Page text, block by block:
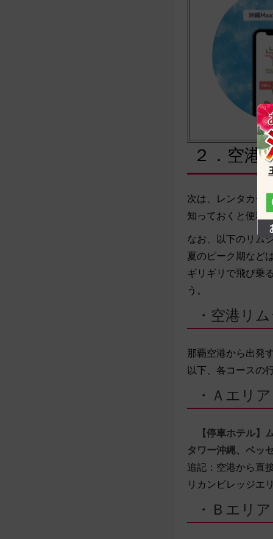
２．空
次は、レンタカー
知っておくと便利
なお、以下のリム
夏のピーク期など
ギリギリで飛び乗
う。
・空港リ
那覇空港から出発
以下、各コースの
・Ａエリ
【停車ホテル】
タワー沖縄、ベッ
追記：空港から直
リカンビレッジエ
・Ｂエリ